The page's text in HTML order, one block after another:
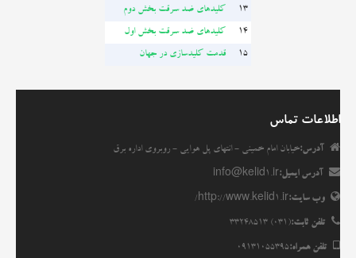
13
کلیدهای ضد سرقت بخش دوم
14
کلیدهای ضد سرقت بخش اول
15
قدمت کلیدسازی در جهان
اطلاعات تماس
آدرس:خیابان امام خمینی - انتهای پل هوایی - روبروی اداره برق
آدرس ایمیل: info@kelid1.ir
وب سایت: http://www.kelid1.ir/
تلفن ثابت:(031) 33248513
تلفن همراه:09131055395